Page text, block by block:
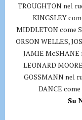
TROUGHTON nel
KINGSLEY
MIDDLETON come
ORSON WELLES,
JAMIE McSHANE
LEONARD
GOSSMANN nel
DANCE
Su